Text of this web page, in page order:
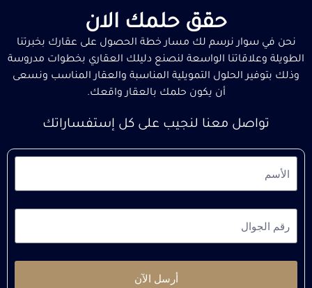
حقق حلمك الان
نحن في سوار نرسم لك مسار خطة الحصول على عقارك بخبرتنا
الطويلة وعلاقاتنا الواسعة لنصنع دليلك العقاري بخطوات مدروسة
وذلك بتوفير الحلول التمويلية المناسبة والعقار المناسب ونسعى
أن يكون حلمك بالعقار واقعك.
تواصل معنا لنجيب على كل إستفساراتك
أرسل الآن